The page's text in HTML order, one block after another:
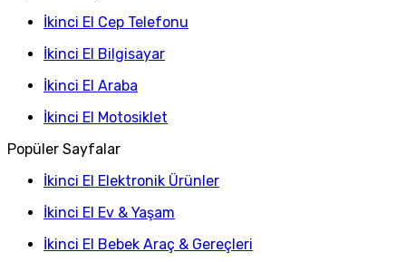
İkinci El Cep Telefonu
İkinci El Bilgisayar
İkinci El Araba
İkinci El Motosiklet
Popüler Sayfalar
İkinci El Elektronik Ürünler
İkinci El Ev & Yaşam
İkinci El Bebek Araç & Gereçleri